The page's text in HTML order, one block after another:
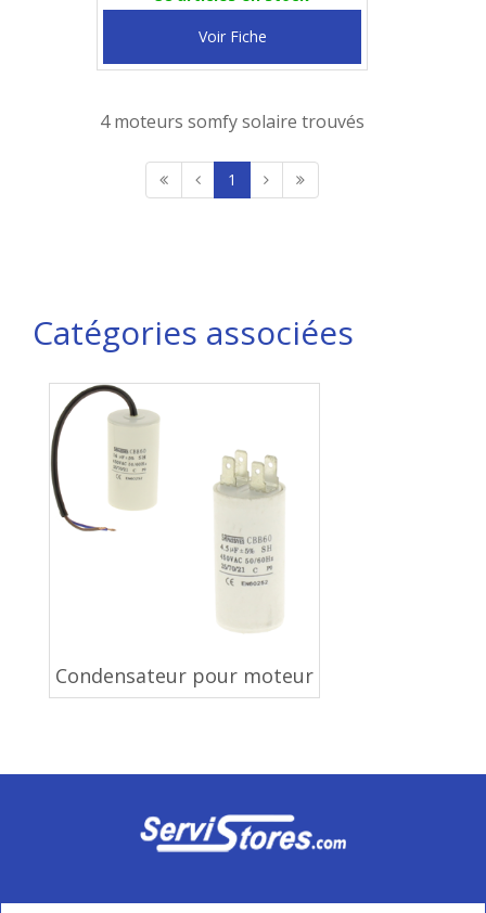
Voir Fiche
4 moteurs somfy solaire trouvés
1
Catégories associées
Condensateur pour moteur